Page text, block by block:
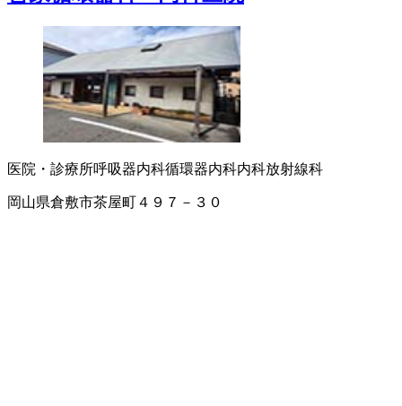
医院・診療所呼吸器内科循環器内科内科放射線科
岡山県倉敷市茶屋町４９７－３０